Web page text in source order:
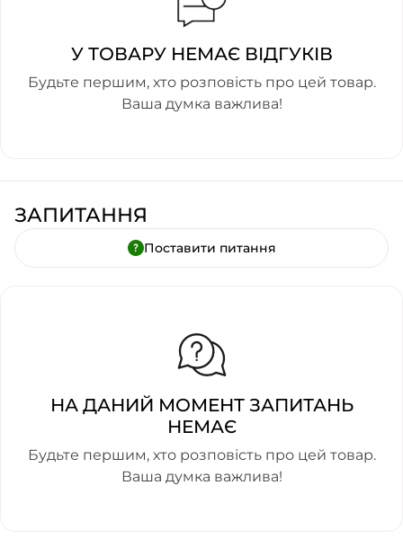
У ТОВАРУ НЕМАЄ ВІДГУКІВ
Будьте першим, хто розповість про цей товар.
Ваша думка важлива!
ЗАПИТАННЯ
Поставити питання
НА ДАНИЙ МОМЕНТ ЗАПИТАНЬ
НЕМАЄ
Будьте першим, хто розповість про цей товар.
Ваша думка важлива!